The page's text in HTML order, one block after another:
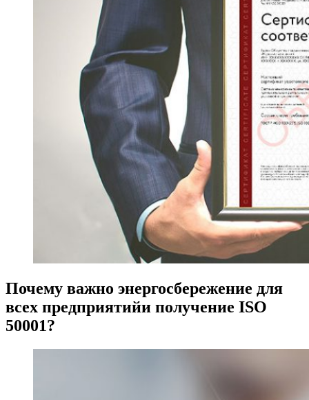
Почему важно энергосбережение для
всех предприятийи получение ISO
50001?